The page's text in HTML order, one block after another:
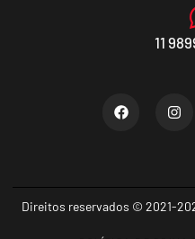
11
Direitos reservados © 2021-